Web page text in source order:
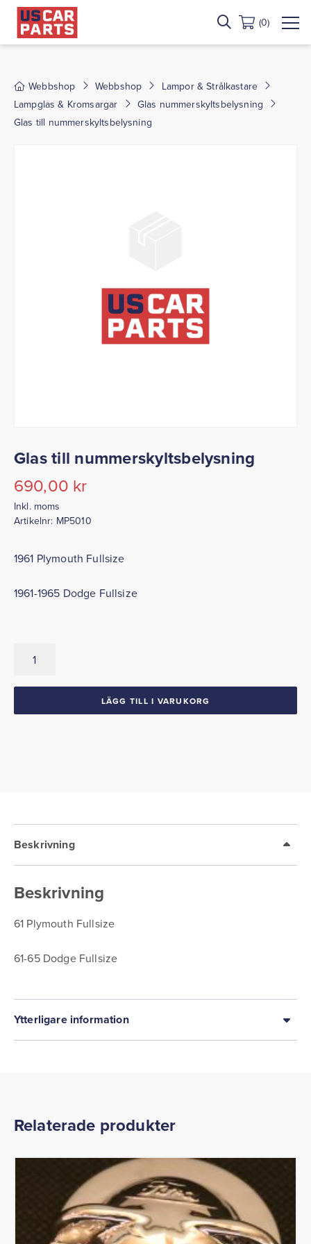
(0)
Webbshop Webbshop
Lampor & Strålkastare
Lampglas & Kromsargar
Glas nummerskyltsbelysning
Glas till nummerskyltsbelysning
Glas till nummerskyltsbelysning
690,00 kr
Inkl. moms
Artikelnr: MP5010
1961 Plymouth Fullsize
1961-1965 Dodge Fullsize
LÄGG TILL I VARUKORG
Beskrivning
Beskrivning
61 Plymouth Fullsize
61-65 Dodge Fullsize
Ytterligare information
Relaterade produkter